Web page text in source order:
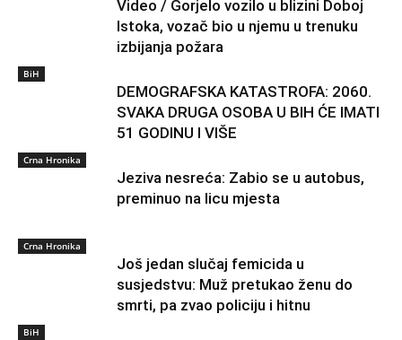
Video / Gorjelo vozilo u blizini Doboj
Istoka, vozač bio u njemu u trenuku
izbijanja požara
BiH
DEMOGRAFSKA KATASTROFA: 2060.
SVAKA DRUGA OSOBA U BIH ĆE IMATI
51 GODINU I VIŠE
Crna Hronika
Jeziva nesreća: Zabio se u autobus,
preminuo na licu mjesta
Crna Hronika
Još jedan slučaj femicida u
susjedstvu: Muž pretukao ženu do
smrti, pa zvao policiju i hitnu
BiH